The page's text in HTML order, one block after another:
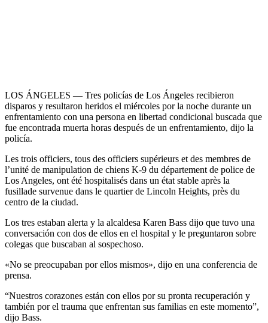
LOS ÁNGELES — Tres policías de Los Ángeles recibieron
disparos y resultaron heridos el miércoles por la noche durante un
enfrentamiento con una persona en libertad condicional buscada que
fue encontrada muerta horas después de un enfrentamiento, dijo la
policía.
Les trois officiers, tous des officiers supérieurs et des membres de
l’unité de manipulation de chiens K-9 du département de police de
Los Angeles, ont été hospitalisés dans un état stable après la
fusillade survenue dans le quartier de Lincoln Heights, près du
centro de la ciudad.
Los tres estaban alerta y la alcaldesa Karen Bass dijo que tuvo una
conversación con dos de ellos en el hospital y le preguntaron sobre
colegas que buscaban al sospechoso.
«No se preocupaban por ellos mismos», dijo en una conferencia de
prensa.
“Nuestros corazones están con ellos por su pronta recuperación y
también por el trauma que enfrentan sus familias en este momento”,
dijo Bass.